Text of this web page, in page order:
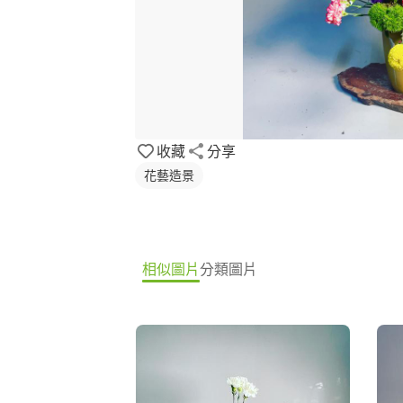
收藏 分享
花藝造景
相似圖片分類圖片